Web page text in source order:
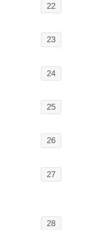
22
23
24
25
26
27
28